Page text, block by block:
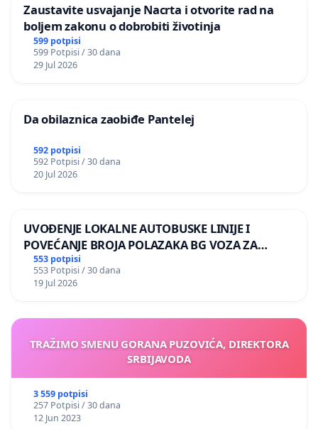
Zaustavite usvajanje Nacrta i otvorite rad na
boljem zakonu o dobrobiti životinja
599 potpisi
599 Potpisi / 30 dana
29 Jul 2026
Da obilaznica zaobiđe Pantelej
592 potpisi
592 Potpisi / 30 dana
20 Jul 2026
UVOĐENJE LOKALNE AUTOBUSKE LINIJE I
POVEĆANJE BROJA POLAZAKA BG VOZA ZA
NASELJA LEVE OBALE DUNAVA
553 potpisi
553 Potpisi / 30 dana
19 Jul 2026
TRAŽIMO SMENU GORANA PUZOVIĆA, DIREKTORA
SRBIJAVODA
3 559 potpisi
257 Potpisi / 30 dana
12 Jun 2023